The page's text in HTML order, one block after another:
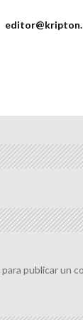
para publicar un